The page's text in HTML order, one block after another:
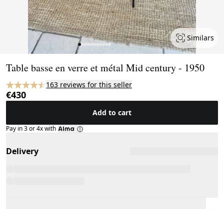
Similars
Table basse en verre et métal Mid century - 1950
163 reviews for this seller
€430
Add to cart
Pay in 3 or 4x with
Delivery